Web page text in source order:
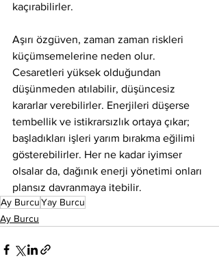
kaçırabilirler.
Aşırı özgüven, zaman zaman riskleri
küçümsemelerine neden olur.
Cesaretleri yüksek olduğundan
düşünmeden atılabilir, düşüncesiz
kararlar verebilirler. Enerjileri düşerse
tembellik ve istikrarsızlık ortaya çıkar;
başladıkları işleri yarım bırakma eğilimi
gösterebilirler. Her ne kadar iyimser
olsalar da, dağınık enerji yönetimi onları
plansız davranmaya itebilir.
Ay BurcuYay Burcu
Ay Burcu